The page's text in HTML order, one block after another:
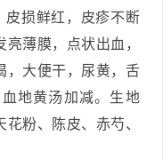
皮损鲜红，皮疹不断
薄膜，点状出血，
，大便干，尿黄，舌
地黄汤加减。生地
粉、陈皮、赤芍、